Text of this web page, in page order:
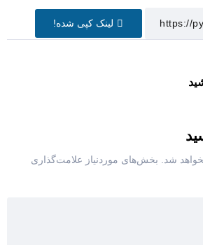
لینک کپی شده!
شد.
بخش‌های موردنیاز علامت‌گذاری